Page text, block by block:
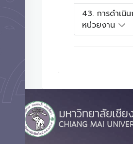
43. การดำเนิ
หน่วยงาน